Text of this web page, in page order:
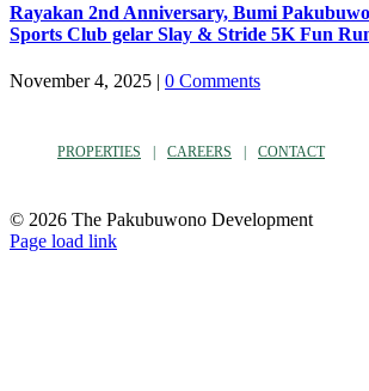
Rayakan 2nd Anniversary, Bumi
Sports Club gelar Slay & Stride 5K Fun
November 4, 2025 | 0 Comments
PROPERTIES CAREERS CONTACT
© 2026 The Pakubuwono Development
Facebook
Instagram
YouTube
Page load link